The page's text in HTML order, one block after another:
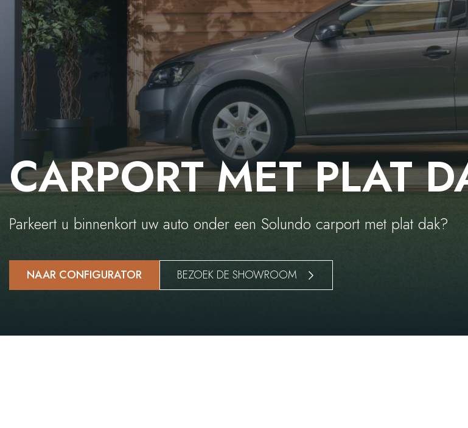
CARPORT MET PLAT
Parkeert u binnenkort uw auto onder een Solundo carport met plat dak?
NAAR CONFIGURATOR BEZOEK DE SHOWROOM